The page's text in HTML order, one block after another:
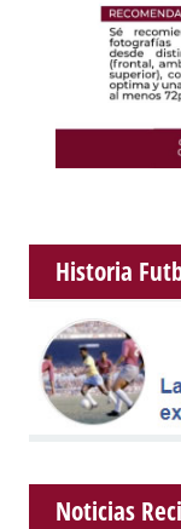
Historia
Noticias